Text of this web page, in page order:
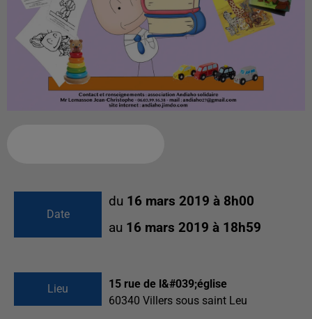
Date
du 16 mars 2019 à 8h00
au 16 mars 2019 à 18h59
Lieu
15 rue de l&#039;église
60340 Villers sous saint Leu